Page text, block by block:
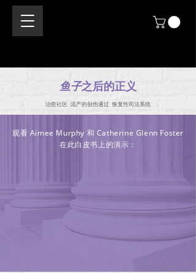
鱼子之后的正义
治愈社区 流产的创伤通过 恢复性司法系统
观看 Aimee Murphy 和 Catherine Glenn Foster
在此白皮书上的演示：